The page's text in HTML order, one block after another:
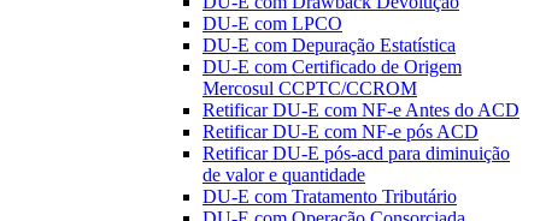
DU-E com LPCO
DU-E com Depuração Estatística
DU-E com Certificado de Origem
Mercosul CCPTC/CCROM
Retificar DU-E com NF-e Antes do ACD
Retificar DU-E com NF-e pós ACD
Retificar DU-E pós-acd para diminuição
de valor e quantidade
DU-E com Tratamento Tributário